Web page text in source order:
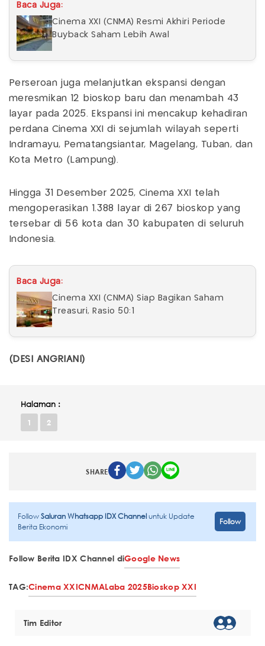
Baca Juga:
Cinema XXI (CNMA) Resmi Akhiri Periode
Buyback Saham Lebih Awal
Perseroan juga melanjutkan ekspansi dengan
meresmikan 12 bioskop baru dan menambah 43
layar pada 2025. Ekspansi ini mencakup kehadiran
perdana Cinema XXI di sejumlah wilayah seperti
Indramayu, Pematangsiantar, Magelang, Tuban, dan
Kota Metro (Lampung).
Hingga 31 Desember 2025, Cinema XXI telah
mengoperasikan 1.388 layar di 267 bioskop yang
tersebar di 56 kota dan 30 kabupaten di seluruh
Indonesia.
Baca Juga:
Cinema XXI (CNMA) Siap Bagikan Saham
Treasuri, Rasio 50:1
(DESI ANGRIANI)
Halaman :
1 2
SHARE
FollowSaluran Whatsapp IDX Channeluntuk Update
Berita Ekonomi
Follow
Follow Berita IDX Channel diGoogle News
TAG:Cinema XXICNMALaba 2025Bioskop XXI
Tim Editor